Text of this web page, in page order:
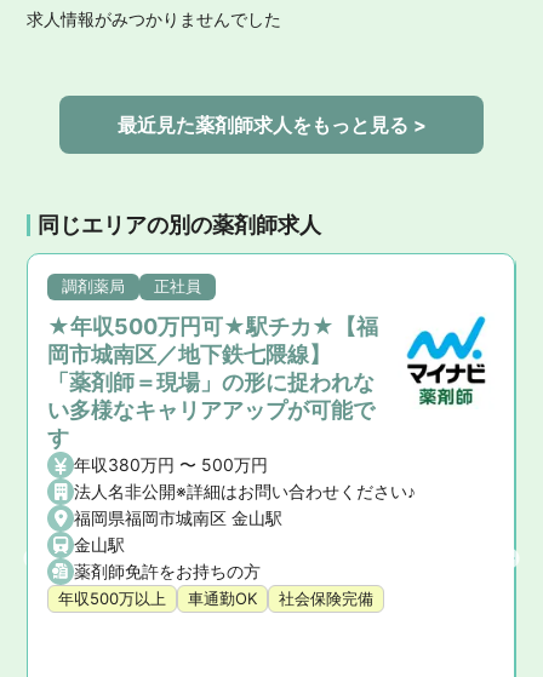
求人情報がみつかりませんでした
最近見た薬剤師求人をもっと見る >
同じエリアの別の薬剤師求人
調剤薬局 正社員
★年収500万円可★駅チカ★【福
岡市城南区／地下鉄七隈線】
「薬剤師＝現場」の形に捉われな
い多様なキャリアアップが可能で
す
年収380万円 〜 500万円
法人名非公開※詳細はお問い合わせください♪
福岡県福岡市城南区 金山駅
金山駅
薬剤師免許をお持ちの方
年収500万以上 車通勤OK 社会保険完備